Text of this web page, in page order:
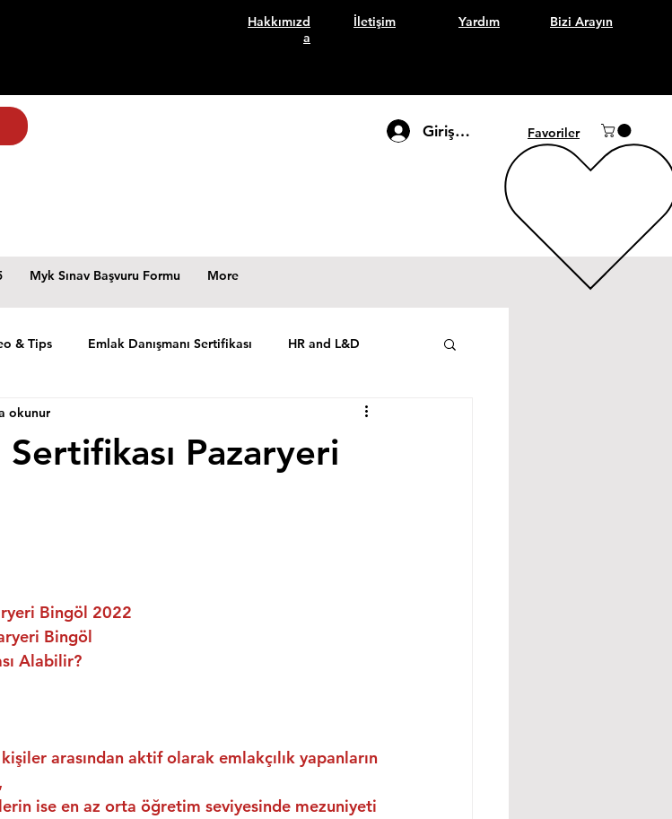
Hakkımızd
a
İletişim Yardım Bizi Arayın
Giriş Yap Favoriler
Myk Sınav Başvuru Formu More
& Tips Emlak Danışmanı Sertifikası HR and L&D
Sertifikası Pazaryeri
okunur
Bingöl 2022
Bingöl
Alabilir?
arasından aktif olarak emlakçılık yapanların
ise en az orta öğretim seviyesinde mezuniyeti